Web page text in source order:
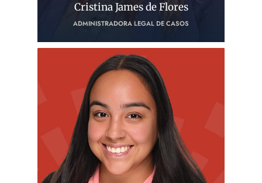
Cristina James de Flores
ADMINISTRADORA LEGAL DE CASOS